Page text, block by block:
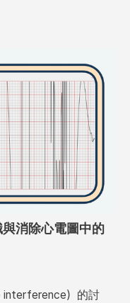
與消除心電圖中的
interference）的討